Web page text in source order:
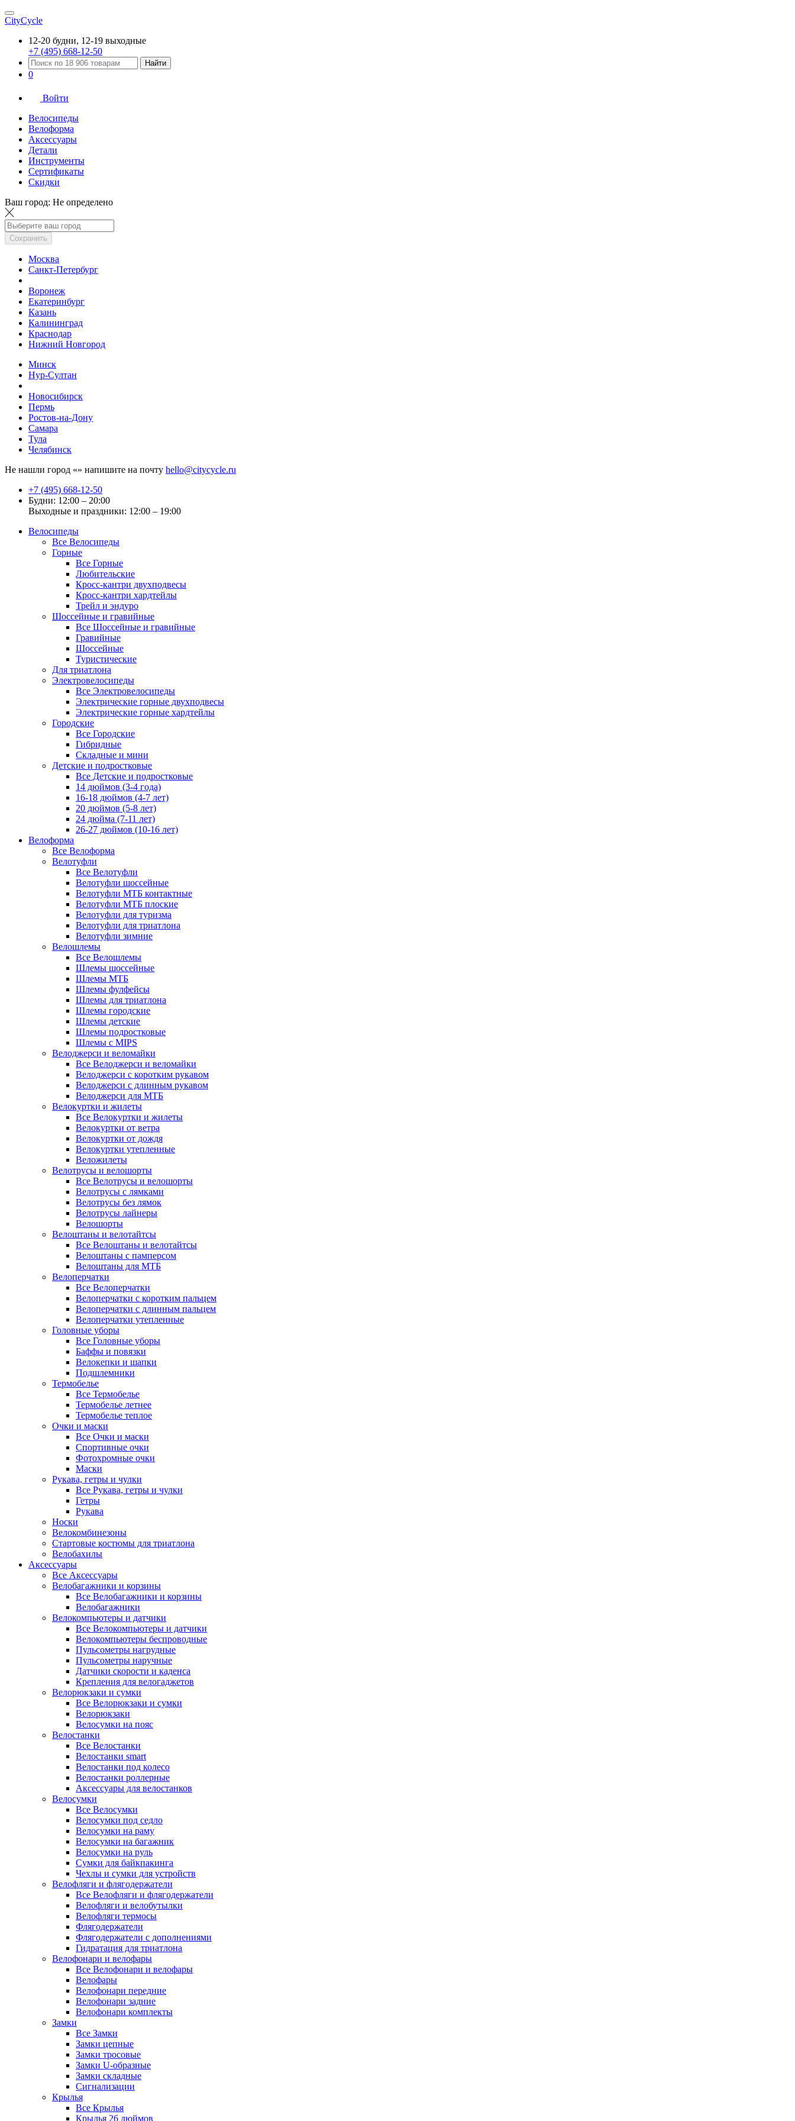
CityCycle
12-20 будни, 12-19 выходные
+7 (495) 668-12-50
Найти
0
Войти
Велосипеды
Велоформа
Аксессуары
Детали
Инструменты
Сертификаты
Скидки
Ваш город: Не определено
Сохранить
Москва
Санкт-Петербург
Воронеж
Екатеринбург
Казань
Калининград
Краснодар
Нижний Новгород
Минск
Нур-Султан
Новосибирск
Пермь
Ростов-на-Дону
Самара
Тула
Челябинск
Не нашли город «» напишите на почту hello@citycycle.ru
+7 (495) 668-12-50
Будни: 12:00 – 20:00
Выходные и праздники: 12:00 – 19:00
Велосипеды
Все Велосипеды
Горные
Все Горные
Любительские
Кросс-кантри двухподвесы
Кросс-кантри хардтейлы
Трейл и эндуро
Шоссейные и гравийные
Все Шоссейные и гравийные
Гравийные
Шоссейные
Туристические
Для триатлона
Электровелосипеды
Все Электровелосипеды
Электрические горные двухподвесы
Электрические горные хардтейлы
Городские
Все Городские
Гибридные
Складные и мини
Детские и подростковые
Все Детские и подростковые
14 дюймов (3-4 года)
16-18 дюймов (4-7 лет)
20 дюймов (5-8 лет)
24 дюйма (7-11 лет)
26-27 дюймов (10-16 лет)
Велоформа
Все Велоформа
Велотуфли
Все Велотуфли
Велотуфли шоссейные
Велотуфли МТБ контактные
Велотуфли МТБ плоские
Велотуфли для туризма
Велотуфли для триатлона
Велотуфли зимние
Велошлемы
Все Велошлемы
Шлемы шоссейные
Шлемы МТБ
Шлемы фулфейсы
Шлемы для триатлона
Шлемы городские
Шлемы детские
Шлемы подростковые
Шлемы с MIPS
Велоджерси и веломайки
Все Велоджерси и веломайки
Велоджерси с коротким рукавом
Велоджерси с длинным рукавом
Велоджерси для МТБ
Велокуртки и жилеты
Все Велокуртки и жилеты
Велокуртки от ветра
Велокуртки от дождя
Велокуртки утепленные
Веложилеты
Велотрусы и велошорты
Все Велотрусы и велошорты
Велотрусы с лямками
Велотрусы без лямок
Велотрусы лайнеры
Велошорты
Велоштаны и велотайтсы
Все Велоштаны и велотайтсы
Велоштаны с памперсом
Велоштаны для МТБ
Велоперчатки
Все Велоперчатки
Велоперчатки с коротким пальцем
Велоперчатки с длинным пальцем
Велоперчатки утепленные
Головные уборы
Все Головные уборы
Баффы и повязки
Велокепки и шапки
Подшлемники
Термобелье
Все Термобелье
Термобелье летнее
Термобелье теплое
Очки и маски
Все Очки и маски
Спортивные очки
Фотохромные очки
Маски
Рукава, гетры и чулки
Все Рукава, гетры и чулки
Гетры
Рукава
Носки
Велокомбинезоны
Стартовые костюмы для триатлона
Велобахилы
Аксессуары
Все Аксессуары
Велобагажники и корзины
Все Велобагажники и корзины
Велобагажники
Велокомпьютеры и датчики
Все Велокомпьютеры и датчики
Велокомпьютеры беспроводные
Пульсометры нагрудные
Пульсометры наручные
Датчики скорости и каденса
Крепления для велогаджетов
Велорюкзаки и сумки
Все Велорюкзаки и сумки
Велорюкзаки
Велосумки на пояс
Велостанки
Все Велостанки
Велостанки smart
Велостанки под колесо
Велостанки роллерные
Аксессуары для велостанков
Велосумки
Все Велосумки
Велосумки под седло
Велосумки на раму
Велосумки на багажник
Велосумки на руль
Сумки для байкпакинга
Чехлы и сумки для устройств
Велофляги и флягодержатели
Все Велофляги и флягодержатели
Велофляги и велобутылки
Велофляги термосы
Флягодержатели
Флягодержатели с дополнениями
Гидратация для триатлона
Велофонари и велофары
Все Велофонари и велофары
Велофары
Велофонари передние
Велофонари задние
Велофонари комплекты
Замки
Все Замки
Замки цепные
Замки тросовые
Замки U-образные
Замки складные
Сигнализации
Крылья
Все Крылья
Крылья 26 дюймов